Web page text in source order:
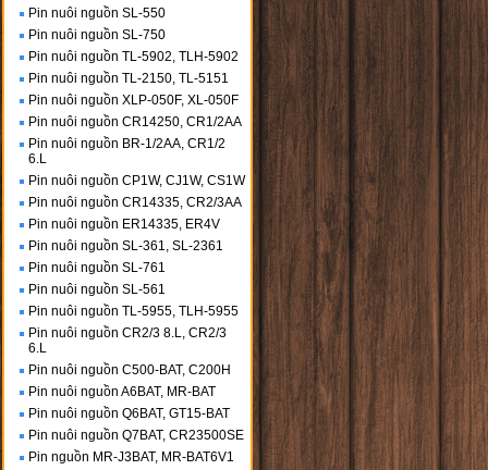
Pin nuôi nguồn SL-550
Pin nuôi nguồn SL-750
Pin nuôi nguồn TL-5902, TLH-5902
Pin nuôi nguồn TL-2150, TL-5151
Pin nuôi nguồn XLP-050F, XL-050F
Pin nuôi nguồn CR14250, CR1/2AA
Pin nuôi nguồn BR-1/2AA, CR1/2
6.L
Pin nuôi nguồn CP1W, CJ1W, CS1W
Pin nuôi nguồn CR14335, CR2/3AA
Pin nuôi nguồn ER14335, ER4V
Pin nuôi nguồn SL-361, SL-2361
Pin nuôi nguồn SL-761
Pin nuôi nguồn SL-561
Pin nuôi nguồn TL-5955, TLH-5955
Pin nuôi nguồn CR2/3 8.L, CR2/3
6.L
Pin nuôi nguồn C500-BAT, C200H
Pin nuôi nguồn A6BAT, MR-BAT
Pin nuôi nguồn Q6BAT, GT15-BAT
Pin nuôi nguồn Q7BAT, CR23500SE
Pin nguồn MR-J3BAT, MR-BAT6V1